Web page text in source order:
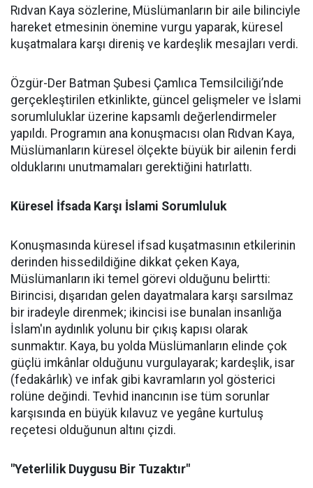
Rıdvan Kaya sözlerine, Müslümanların bir aile bilinciyle
hareket etmesinin önemine vurgu yaparak, küresel
kuşatmalara karşı direniş ve kardeşlik mesajları verdi.
Özgür-Der Batman Şubesi Çamlıca Temsilciliği’nde
gerçekleştirilen etkinlikte, güncel gelişmeler ve İslami
sorumluluklar üzerine kapsamlı değerlendirmeler
yapıldı. Programın ana konuşmacısı olan Rıdvan Kaya,
Müslümanların küresel ölçekte büyük bir ailenin ferdi
olduklarını unutmamaları gerektiğini hatırlattı.
Küresel İfsada Karşı İslami Sorumluluk
Konuşmasında küresel ifsad kuşatmasının etkilerinin
derinden hissedildiğine dikkat çeken Kaya,
Müslümanların iki temel görevi olduğunu belirtti:
Birincisi, dışarıdan gelen dayatmalara karşı sarsılmaz
bir iradeyle direnmek; ikincisi ise bunalan insanlığa
İslam'ın aydınlık yolunu bir çıkış kapısı olarak
sunmaktır. Kaya, bu yolda Müslümanların elinde çok
güçlü imkânlar olduğunu vurgulayarak; kardeşlik, isar
(fedakârlık) ve infak gibi kavramların yol gösterici
rolüne değindi. Tevhid inancının ise tüm sorunlar
karşısında en büyük kılavuz ve yegâne kurtuluş
reçetesi olduğunun altını çizdi.
"Yeterlilik Duygusu Bir Tuzaktır"